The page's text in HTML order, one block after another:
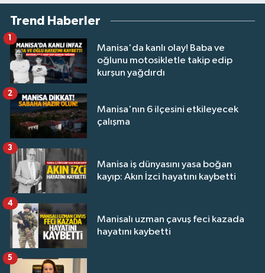
Trend Haberler
Manisa'da kanlı olay! Baba ve
oğlunu motosikletle takip edip
kurşun yağdırdı
1
Manisa'nın 6 ilçesini etkileyecek
çalışma
2
Manisa iş dünyasını yasa boğan
kayıp: Akın İzci hayatını kaybetti
3
Manisalı uzman çavuş feci kazada
hayatını kaybetti
4
5